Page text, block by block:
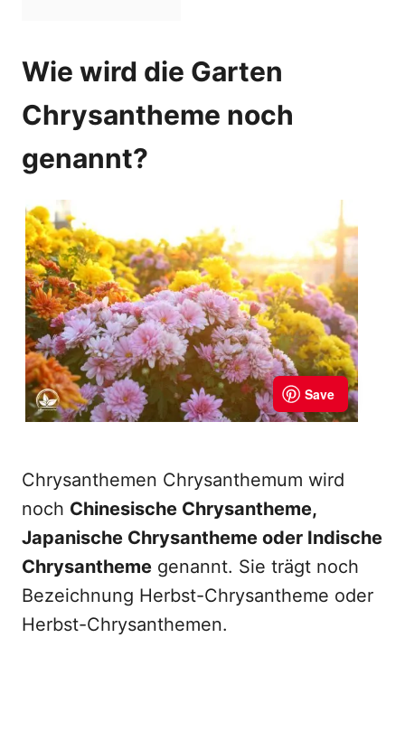
Wie wird die Garten
Chrysantheme noch
genannt?
Chrysanthemen Chrysanthemum wird
noch Chinesische Chrysantheme,
Japanische Chrysantheme oder Indische
Chrysantheme genannt. Sie trägt noch
Bezeichnung Herbst-Chrysantheme oder
Herbst-Chrysanthemen.